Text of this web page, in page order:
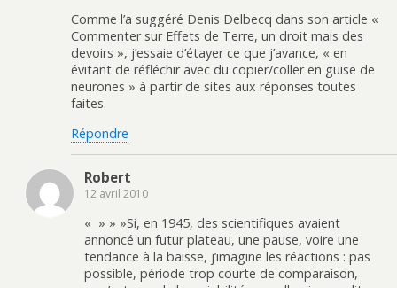
Comme l’a suggéré Denis Delbecq dans son article «
Commenter sur Effets de Terre, un droit mais des
devoirs », j’essaie d’étayer ce que j’avance, « en
évitant de réfléchir avec du copier/coller en guise de
neurones » à partir de sites aux réponses toutes
faites.
Répondre
Robert
12 avril 2010
« » » »Si, en 1945, des scientifiques avaient
annoncé un futur plateau, une pause, voire une
tendance à la baisse, j’imagine les réactions : pas
possible, période trop courte de comparaison,